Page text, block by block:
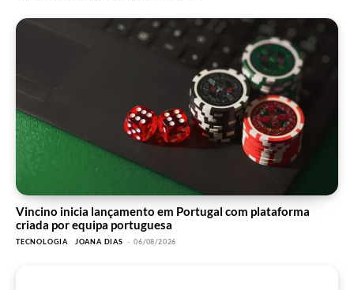
Vincino inicia lançamento em Portugal com plataforma
criada por equipa portuguesa
TECNOLOGIA JOANA DIAS - 06/08/2026